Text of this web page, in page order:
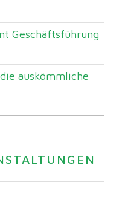
Geschäftsführung
auskömmliche